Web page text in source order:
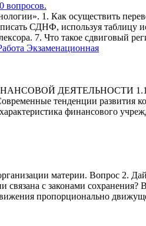
вопросов.
1. Как осуществить
СДНФ, используя таблицу
7. Что такое сдвиговый
Экзаменационная
ДЕЯТЕЛЬНОСТИ 1.1. Виды
Современные тенденции
финансового
материи. Вопрос 2.
с законами
пропорционально